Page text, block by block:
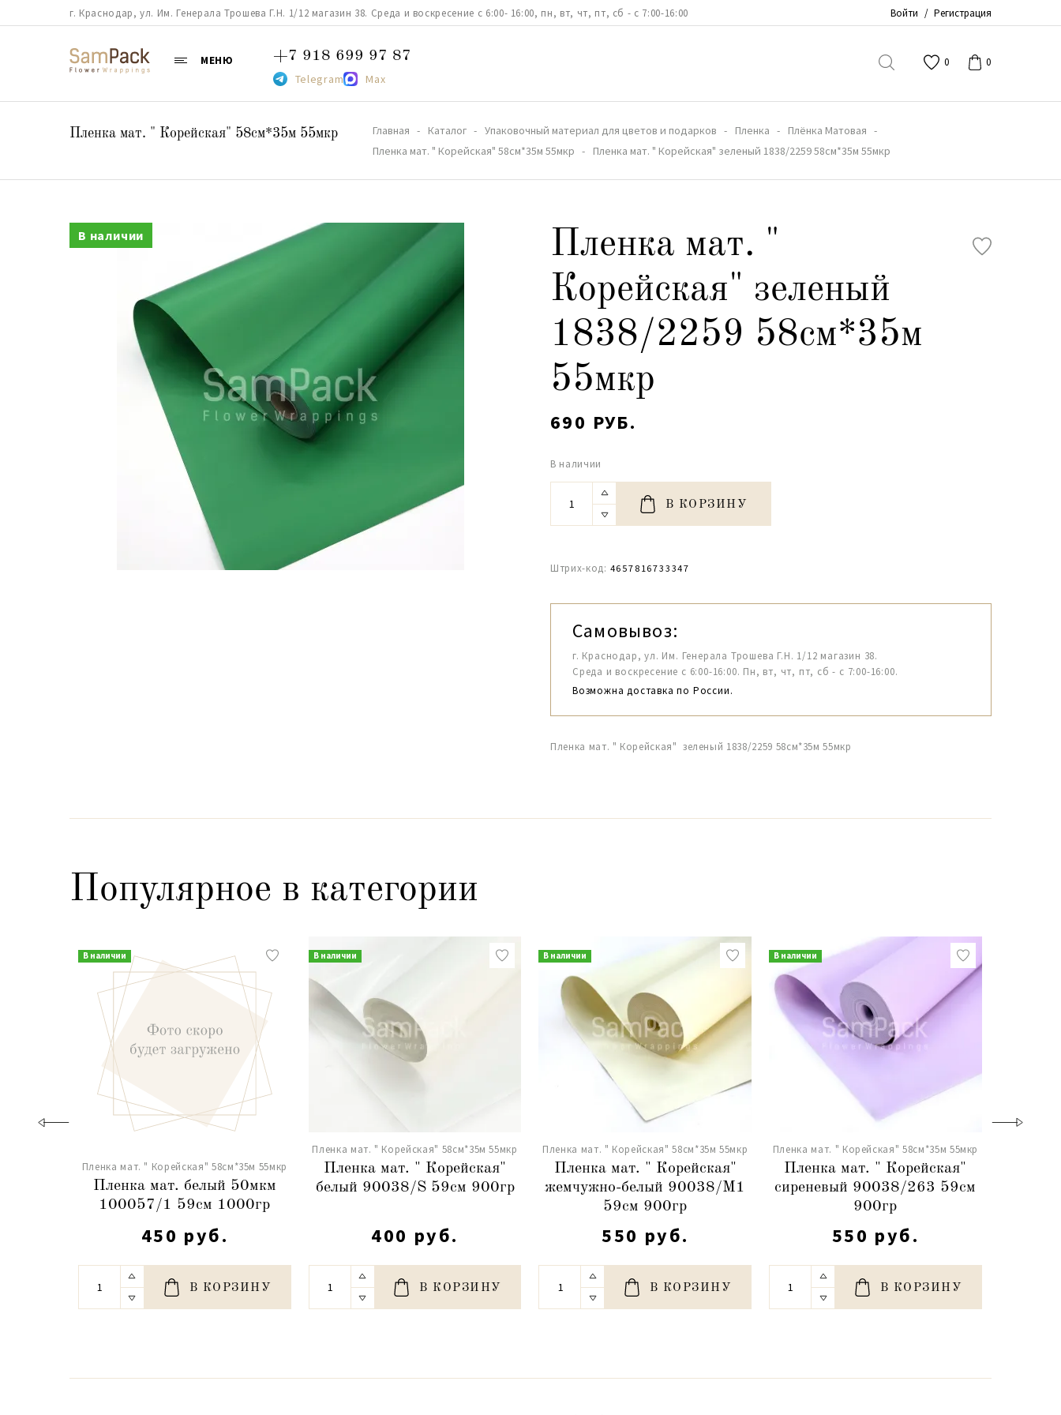
г. Краснодар, ул. Им. Генерала Трошева Г.Н. 1/12 магазин 38. Среда и воскресение с 6:00- 16:00, пн, вт, чт, пт, сб - с 7:00-16:00 Войти / Регистрация
МЕНЮ +7 918 699 97 87
Telegram Max
0 0
Пленка мат. " Корейская" 58см*35м 55мкр Главная Каталог Упаковочный материал для цветов и подарков Пленка
Плёнка Матовая
Пленка мат. " Корейская" 58см*35м 55мкр
Пленка мат. " Корейская" зеленый 1838/2259 58см*35м 55мкр
В наличии
Пленка мат. "
Корейская" зеленый
1838/2259 58см*35м
55мкр
690 РУБ.
В наличии
В КОРЗИНУ
Штрих-код: 4657816733347
Самовывоз:
г. Краснодар, ул. Им. Генерала Трошева Г.Н. 1/12 магазин 38.
Среда и воскресение с 6:00-16:00. Пн, вт, чт, пт, сб - с 7:00-16:00.
Возможна доставка по России.
Пленка мат. " Корейская" зеленый 1838/2259 58см*35м 55мкр
Популярное в категории
В наличии
Пленка мат. " Корейская" 58см*35м 55мкр
Пленка мат. белый 50мкм
100057/1 59см 1000гр
450 руб.
В КОРЗИНУ
В наличии
Пленка мат. " Корейская" 58см*35м 55мкр
Пленка мат. " Корейская"
белый 90038/S 59см 900гр
400 руб.
В КОРЗИНУ
В наличии
Пленка мат. " Корейская" 58см*35м 55мкр
Пленка мат. " Корейская"
жемчужно-белый 90038/M1
59см 900гр
550 руб.
В КОРЗИНУ
В наличии
Пленка мат. " Корейская" 58см*35м 55мкр
Пленка мат. " Корейская"
сиреневый 90038/263 59см
900гр
550 руб.
В КОРЗИНУ